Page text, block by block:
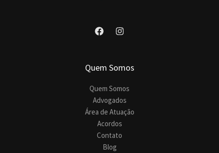
Quem Somos
Quem Somos
Advogados
Área de Atuação
Acordos
Contato
Blog